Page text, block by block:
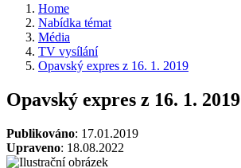
Home
Nabídka témat
Média
TV vysílání
Opavský expres z 16. 1. 2019
Opavský expres z 16. 1. 2019
Publikováno: 17.01.2019
Upraveno: 18.08.2022